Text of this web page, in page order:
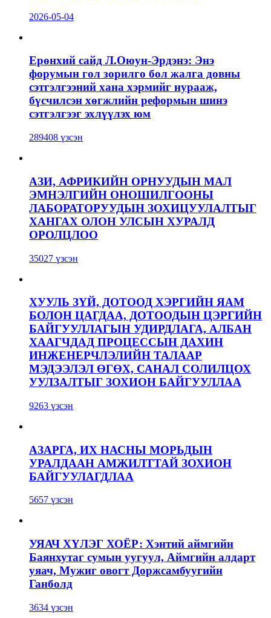
2026-05-04
Ерөнхий сайд Л.Оюун-Эрдэнэ: Энэ
форумын гол зорилго бол жалга довны
сэтгэлгээний хана хэрмийг нурааж,
бүсчилсэн хөгжлийн реформын шинэ
сэтгэлгээг эхлүүлэх юм
289408 үзсэн
АЗИ, АФРИКИЙН ОРНУУДЫН МАЛ
ЭМНЭЛГИЙН ОНОШИЛГООНЫ
ЛАБОРАТОРУУДЫН ЗОХИЦУУЛАЛТЫГ
ХАНГАХ ОЛОН УЛСЫН ХУРАЛД
ОРОЛЦЛОО
35027 үзсэн
ХУУЛЬ ЗҮЙ, ДОТООД ХЭРГИЙН ЯАМ
БОЛОН ЦАГДАА, ДОТООДЫН ЦЭРГИЙН
БАЙГУУЛЛАГЫН УДИРДЛАГА, АЛБАН
ХААГЧДАД ПРОЦЕССЫН ДАХИН
ИНЖЕНЕРЧЛЭЛИЙН ТАЛААР
МЭДЭЭЛЭЛ ӨГӨХ, САНАЛ СОЛИЛЦОХ
УУЛЗАЛТЫГ ЗОХИОН БАЙГУУЛЛАА
9263 үзсэн
АЗАРГА, ИХ НАСНЫ МОРЬДЫН
УРАЛДААН АМЖИЛТТАЙ ЗОХИОН
БАЙГУУЛАГДЛАА
5657 үзсэн
УЯАЧ ХҮЛЭГ ХОЁР: Хэнтий аймгийн
Баянхутаг сумын уугуул, Аймгийн алдарт
уяач, Мужиг овогт Доржсамбуугийн
Ганболд
3634 үзсэн